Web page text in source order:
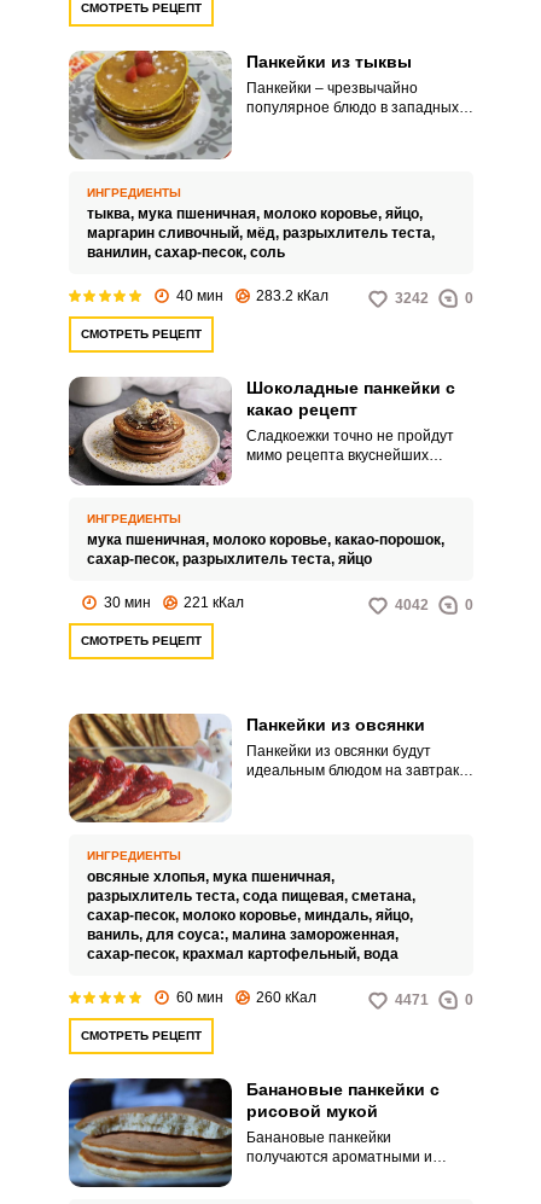
СМОТРЕТЬ РЕЦЕПТ
Панкейки из тыквы
Панкейки – чрезвычайно
популярное блюдо в западных
ИНГРЕДИЕНТЫ
тыква, мука пшеничная, молоко коровье, яйцо,
маргарин сливочный, мёд, разрыхлитель теста,
ванилин, сахар-песок, соль
40 мин 283.2 кКал 3242 0
СМОТРЕТЬ РЕЦЕПТ
Шоколадные панкейки с
какао рецепт
Сладкоежки точно не пройдут
мимо рецепта вкуснейших
что просто тают во рту, а
характерный насыщенный
шоколадный вкус порадует все
ИНГРЕДИЕНТЫ
мука пшеничная, молоко коровье, какао-порошок,
сахар-песок, разрыхлитель теста, яйцо
30 мин 221 кКал 4042 0
СМОТРЕТЬ РЕЦЕПТ
Панкейки из овсянки
Панкейки из овсянки будут
идеальным блюдом на завтрак и
ИНГРЕДИЕНТЫ
овсяные хлопья, мука пшеничная,
разрыхлитель теста, сода пищевая, сметана,
сахар-песок, молоко коровье, миндаль, яйцо,
ваниль, для соуса:, малина замороженная,
сахар-песок, крахмал картофельный, вода
60 мин 260 кКал 4471 0
СМОТРЕТЬ РЕЦЕПТ
Банановые панкейки с
рисовой мукой
Банановые панкейки
получаются ароматными и